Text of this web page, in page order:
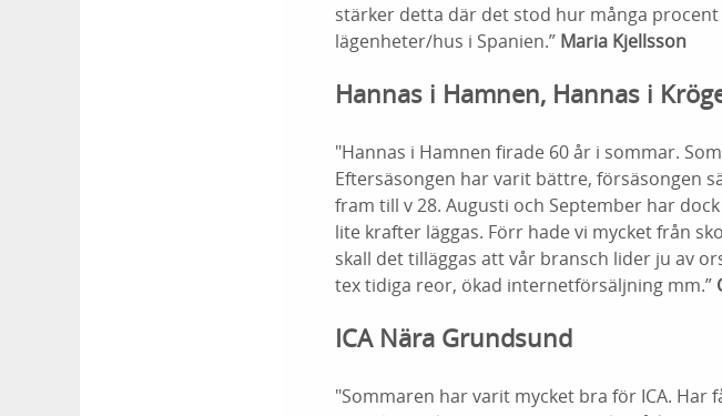
stärker detta där det stod hur många
lägenheter/hus i Spanien.” Maria Kjellsson
Hannas i Hamnen, Hannas i
"Hannas i Hamnen firade 60 år i sommar.
Eftersäsongen har varit bättre, försäsongen
fram till v 28. Augusti och September har
lite krafter läggas. Förr hade vi mycket från
skall det tilläggas att vår bransch lider ju av
tex tidiga reor, ökad internetförsäljning mm.”
ICA Nära Grundsund
"Sommaren har varit mycket bra för ICA.